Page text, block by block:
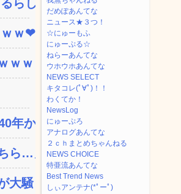
らしい...
ｗｗ❤
ｗｗｗ
年か...
ちら…」→...
大騒ぎ
だめぽあんてな
ニュース★３つ！
☆にゅーもふ
にゅーぷる☆
ねらーあんてな
ウホウホあんてな
NEWS SELECT
キタコレ(ﾟ∀ﾟ)！！
わくてか！
NewsLog
にゅーぷろ
アナログあんてな
２ｃｈまとめちゃんねる
NEWS CHOICE
特亜流あんてな
Best Trend News
しぃアンテナ(*ﾟーﾟ)